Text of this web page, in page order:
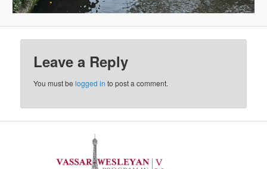
Leave a Reply
You must belogged in to post a comment.